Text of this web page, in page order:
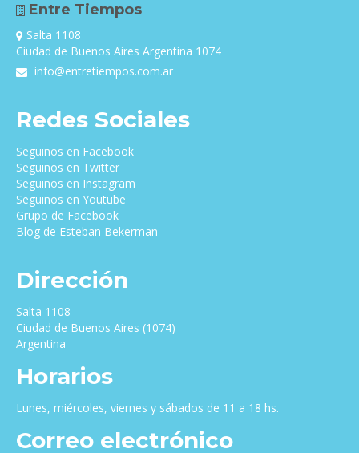
Entre Tiempos
Salta 1108
Ciudad de Buenos Aires Argentina 1074
info@entretiempos.com.ar
Redes Sociales
Seguinos en Facebook
Seguinos en Twitter
Seguinos en Instagram
Seguinos en Youtube
Grupo de Facebook
Blog de Esteban Bekerman
Dirección
Salta 1108
Ciudad de Buenos Aires (1074)
Argentina
Horarios
Lunes, miércoles, viernes y sábados de 11 a 18 hs.
Correo electrónico